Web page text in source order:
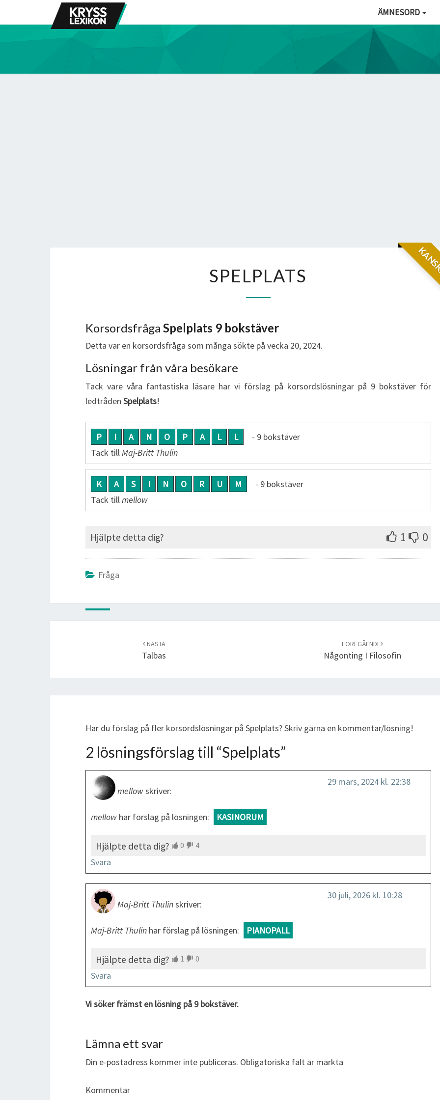
ÄMNESORD
SPELPLATS
Korsordsfråga Spelplats 9 bokstäver
Detta var en korsordsfråga som många sökte på vecka 20, 2024.
Lösningar från våra besökare
Tack vare våra fantastiska läsare har vi förslag på korsordslösningar på 9 bokstäver för
ledtråden Spelplats!
P I A N O P A L L
- 9 bokstäver
Tack tillMaj-Britt Thulin
K A S I N O R U M
- 9 bokstäver
Tack tillmellow
Hjälpte detta dig? 1 0
Fråga
NÄSTA
Talbas
FÖREGÅENDE
Någonting I Filosofin
Har du förslag på fler korsordslösningar på Spelplats? Skriv gärna en kommentar/lösning!
2 lösningsförslag till “Spelplats”
mellowskriver:
29 mars, 2024 kl. 22:38
mellow har förslag på lösningen: KASINORUM
Hjälpte detta dig? 0 4
Svara
Maj-Britt Thulinskriver:
30 juli, 2026 kl. 10:28
Maj-Britt Thulin har förslag på lösningen: PIANOPALL
Hjälpte detta dig? 1 0
Svara
Vi söker främst en lösning på 9 bokstäver.
Lämna ett svar
Din e-postadress kommer inte publiceras. Obligatoriska fält är märkta
Kommentar